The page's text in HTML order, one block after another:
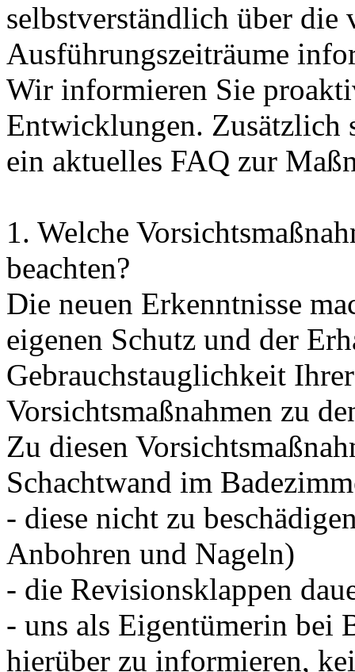
selbstverständlich über die
Ausführungszeiträume
Wir informieren Sie
Entwicklungen. Zusätzlich
ein aktuelles FAQ zur
1. Welche
beachten?
Die neuen Erkenntnisse
eigenen Schutz und der
Gebrauchstauglichkeit
Vorsichtsmaßnahmen zu
Zu diesen
Schachtwand im
- diese nicht zu
Anbohren und Nageln)
- die Revisionsklappen
- uns als Eigentümerin bei
hierüber zu informieren,